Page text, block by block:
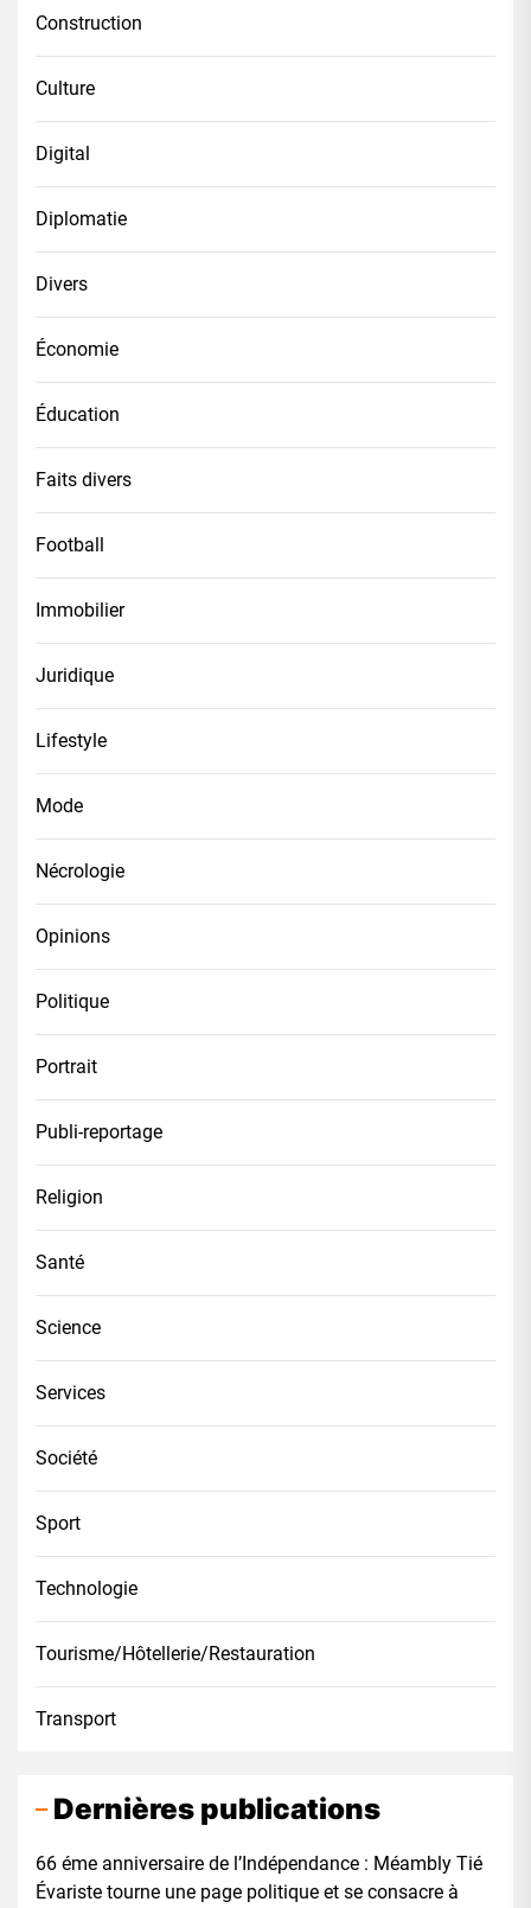
Construction
Culture
Digital
Diplomatie
Divers
Économie
Éducation
Faits divers
Football
Immobilier
Juridique
Lifestyle
Mode
Nécrologie
Opinions
Politique
Portrait
Publi-reportage
Religion
Santé
Science
Services
Société
Sport
Technologie
Tourisme/Hôtellerie/Restauration
Transport
Dernières publications
66 éme anniversaire de l’Indépendance : Méambly Tié
Évariste tourne une page politique et se consacre à